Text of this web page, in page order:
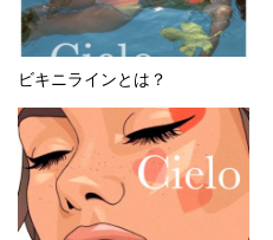
ビキニラインとは？